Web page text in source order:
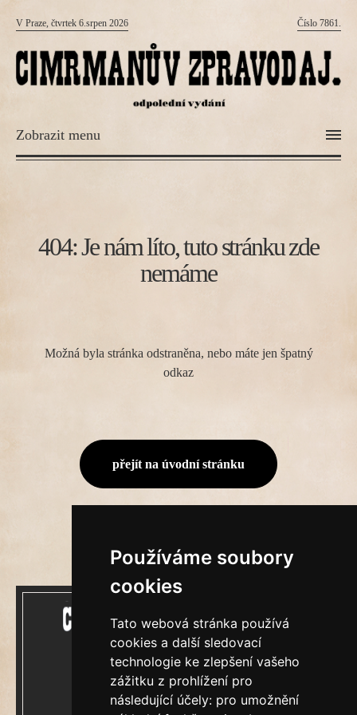
Používáme soubory
cookies
Tato webová stránka používá
cookies a další sledovací
technologie ke zlepšení vašeho
zážitku z prohlížení pro
následující účely: pro umožnění
V Praze, čtvrtek 6.srpen 2026 Číslo 7861.
Zobrazit menu
404: Je nám líto, tuto stránku zde
nemáme
Možná byla stránka odstraněna, nebo máte jen špatný
odkaz
přejít na úvodní stránku
Mecenášem Cimrmanova Zpravodaje je
společnost